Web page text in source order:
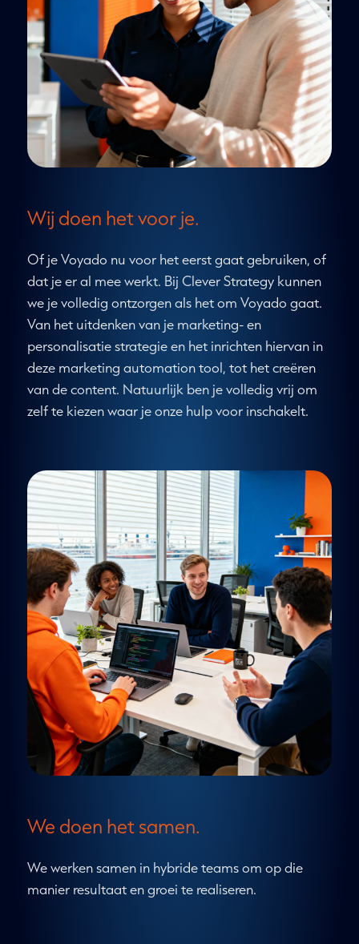
Wij doen het voor je.
Of je Voyado nu voor het eerst gaat gebruiken, of
dat je er al mee werkt. Bij Clever Strategy kunnen
we je volledig ontzorgen als het om Voyado gaat.
Van het uitdenken van je marketing- en
personalisatie strategie en het inrichten hiervan in
deze marketing automation tool, tot het creëren
van de content. Natuurlijk ben je volledig vrij om
zelf te kiezen waar je onze hulp voor inschakelt.
We doen het samen.
We werken samen in hybride teams om op die
manier resultaat en groei te realiseren.